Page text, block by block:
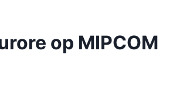
op MIPCOM